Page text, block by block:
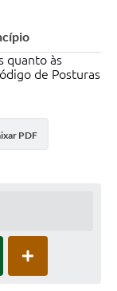
quanto às
de Posturas
PDF